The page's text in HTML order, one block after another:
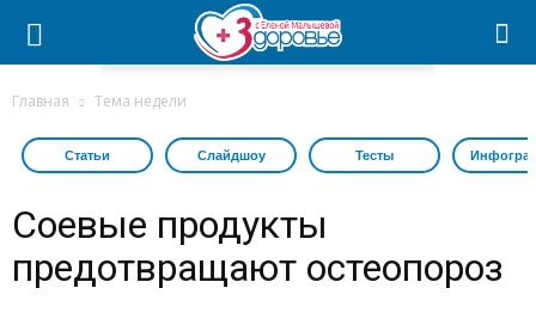
Главная Тема недели
Статьи Слайдшоу Тесты
Соевые продукты
предотвращают остеопороз